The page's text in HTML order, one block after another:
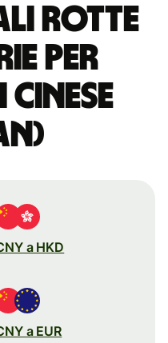
rotte
per
cinese
a HKD
a EUR